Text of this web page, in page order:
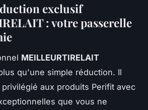
exclusif
: votre passerelle
MEILLEURTIRELAIT
qu'une simple réduction. Il
aux produits Perifit avec
que vous ne